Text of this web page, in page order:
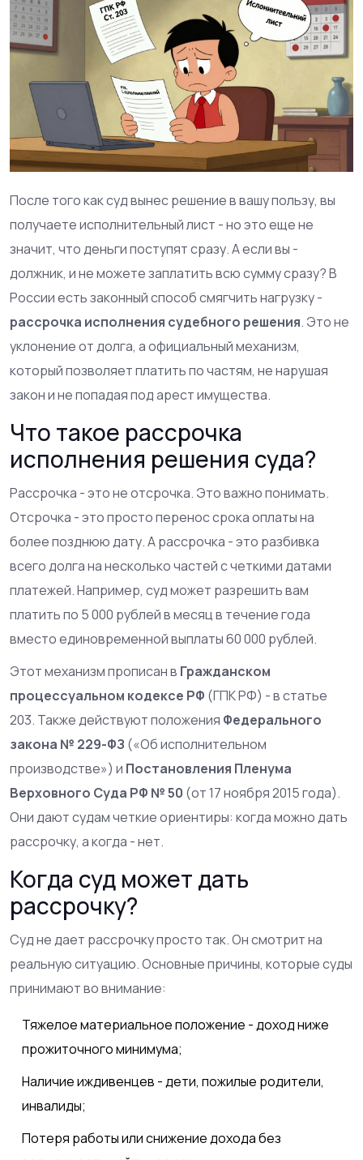
После того как суд вынес решение в вашу пользу, вы
получаете исполнительный лист - но это еще не
значит, что деньги поступят сразу. А если вы -
должник, и не можете заплатить всю сумму сразу? В
России есть законный способ смягчить нагрузку -
рассрочка исполнения судебного решения. Это не
уклонение от долга, а официальный механизм,
который позволяет платить по частям, не нарушая
закон и не попадая под арест имущества.
Что такое рассрочка
исполнения решения суда?
Рассрочка - это не отсрочка. Это важно понимать.
Отсрочка - это просто перенос срока оплаты на
более позднюю дату. А рассрочка - это разбивка
всего долга на несколько частей с четкими датами
платежей. Например, суд может разрешить вам
платить по 5 000 рублей в месяц в течение года
вместо единовременной выплаты 60 000 рублей.
Этот механизм прописан в Гражданском
процессуальном кодексе РФ (ГПК РФ) - в статье
203. Также действуют положения Федерального
закона № 229-ФЗ («Об исполнительном
производстве») и Постановления Пленума
Верховного Суда РФ № 50 (от 17 ноября 2015 года).
Они дают судам четкие ориентиры: когда можно дать
рассрочку, а когда - нет.
Когда суд может дать
рассрочку?
Суд не дает рассрочку просто так. Он смотрит на
реальную ситуацию. Основные причины, которые суды
принимают во внимание:
Тяжелое материальное положение - доход ниже
прожиточного минимума;
Наличие иждивенцев - дети, пожилые родители,
инвалиды;
Потеря работы или снижение дохода без